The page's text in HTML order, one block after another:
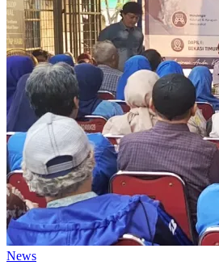
News